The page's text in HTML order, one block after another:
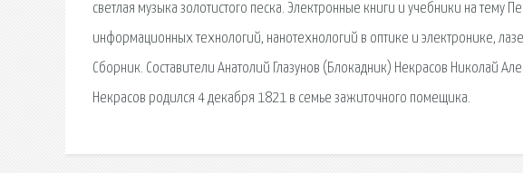
светлая музыка золотистого песка. Электронные книги и учебники на
информационных технологий, нанотехнологий в оптике и электронике,
Сборник. Составители Анатолий Глазунов (Блокадник) Некрасов Николай
Некрасов родился 4 декабря 1821 в семье зажиточного помещика.